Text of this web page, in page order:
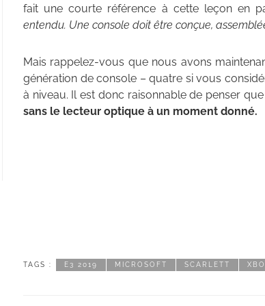
fait une courte référence à cette leçon en
entendu. Une console doit être conçue,
Mais rappelez-vous que nous avons
génération de console – quatre si vous
à niveau. Il est donc raisonnable de penser que
sans le lecteur optique à un moment donné.
TAGS : E3 2019 MICROSOFT SCARLETT